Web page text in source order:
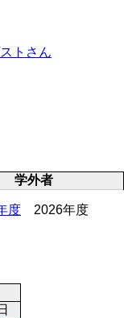
トさん
学外者
度 2026年度